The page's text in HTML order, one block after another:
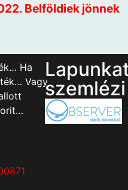
Ha
Vagyszemlézi